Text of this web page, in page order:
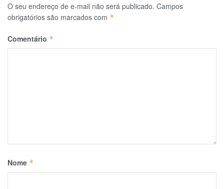
O seu endereço de e-mail não será publicado. Campos
obrigatórios são marcados com *
Comentário *
Nome *